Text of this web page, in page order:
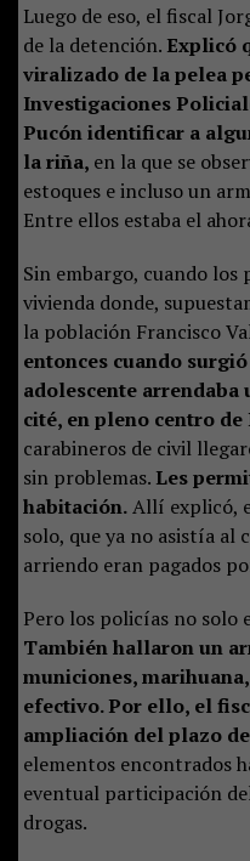
Luego de eso, el fiscal
de la detención. Explicó
viralizado de la pelea
Investigaciones
Pucón identificar a
la riña, en la que se
estoques e incluso un
Entre ellos estaba el
Sin embargo, cuando
vivienda donde,
la población Francisco
entonces cuando
adolescente arrendaba
cité, en pleno centro de
carabineros de civil
sin problemas. Les
habitación.Allí explicó,
solo, que ya no asistía al
arriendo eran pagados
Pero los policías no solo
También hallaron un
municiones,
efectivo. Por ello, el
ampliación del plazo
elementos encontrados
eventual participación
drogas.